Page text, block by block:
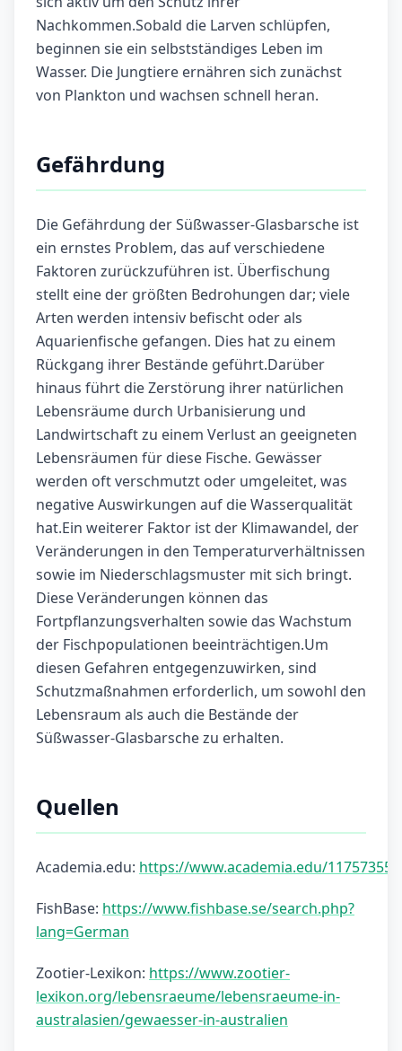
Nachkommen.Sobald die Larven schlüpfen,
beginnen sie ein selbstständiges Leben im
Wasser. Die Jungtiere ernähren sich zunächst
von Plankton und wachsen schnell heran.
Gefährdung
Die Gefährdung der Süßwasser-Glasbarsche ist
ein ernstes Problem, das auf verschiedene
Faktoren zurückzuführen ist. Überfischung
stellt eine der größten Bedrohungen dar; viele
Arten werden intensiv befischt oder als
Aquarienfische gefangen. Dies hat zu einem
Rückgang ihrer Bestände geführt.Darüber
hinaus führt die Zerstörung ihrer natürlichen
Lebensräume durch Urbanisierung und
Landwirtschaft zu einem Verlust an geeigneten
Lebensräumen für diese Fische. Gewässer
werden oft verschmutzt oder umgeleitet, was
negative Auswirkungen auf die Wasserqualität
hat.Ein weiterer Faktor ist der Klimawandel, der
Veränderungen in den Temperaturverhältnissen
sowie im Niederschlagsmuster mit sich bringt.
Diese Veränderungen können das
Fortpflanzungsverhalten sowie das Wachstum
der Fischpopulationen beeinträchtigen.Um
diesen Gefahren entgegenzuwirken, sind
Schutzmaßnahmen erforderlich, um sowohl den
Lebensraum als auch die Bestände der
Süßwasser-Glasbarsche zu erhalten.
Quellen
Academia.edu: https://www.academia.edu/
FishBase: https://www.fishbase.se/search.php?
lang=German
Zootier-Lexikon: https://www.zootier-
lexikon.org/lebensraeume/lebensraeume-in-
australasien/gewaesser-in-australien